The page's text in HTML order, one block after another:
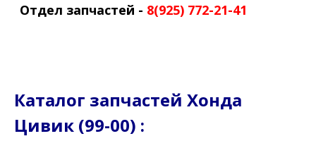
Отдел запчастей - 8(925) 772-21-41
Каталог запчастей Хонда
Цивик (99-00) :